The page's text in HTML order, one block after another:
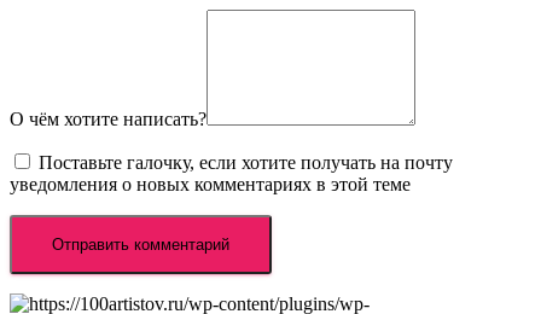
О чём хотите написать?
Поставьте галочку, если хотите получать на почту
уведомления о новых комментариях в этой теме